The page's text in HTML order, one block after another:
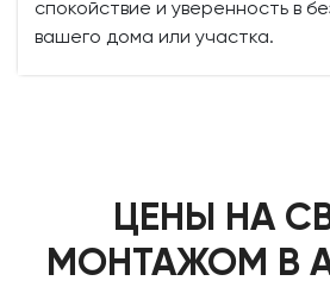
спокойствие и уверенность в
вашего дома или участка.
ЦЕНЫ НА
МОНТАЖОМ В